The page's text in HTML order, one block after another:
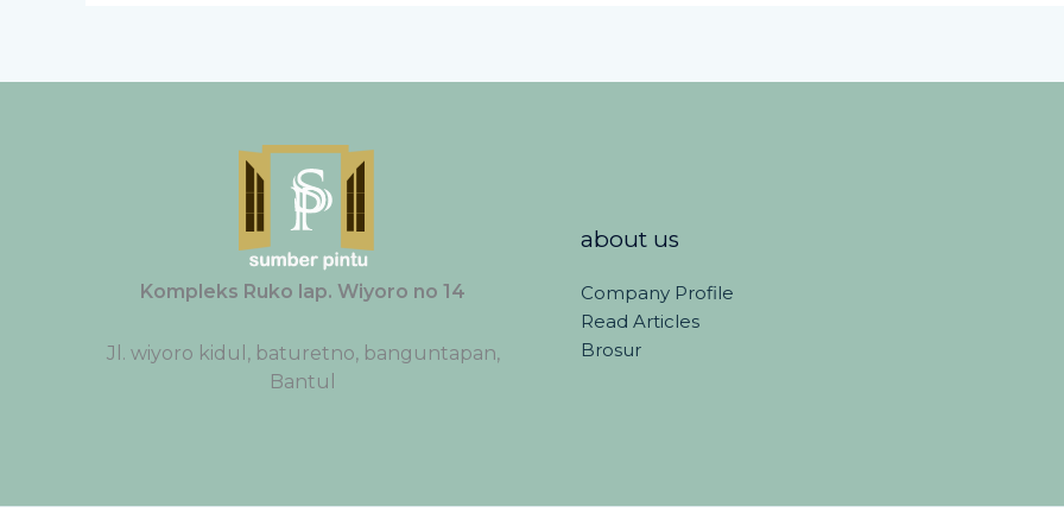
Kompleks Ruko lap. Wiyoro no 14
Jl. wiyoro kidul, baturetno, banguntapan,
Bantul
about us
Company Profile
Read Articles
Brosur